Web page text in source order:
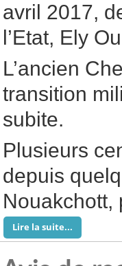
avril 2017,
l’Etat, Ely
L’ancien
transition
subite.
Plusieurs
depuis
Nouakchott,
Lire la suite...